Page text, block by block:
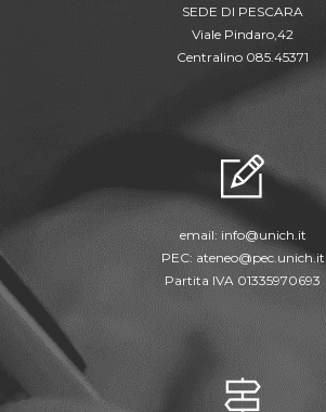
SEDE DI PESCARA
Viale Pindaro,42
Centralino 085.45371
email: info@unich.it
PEC: ateneo@pec.unich.it
Partita IVA 01335970693